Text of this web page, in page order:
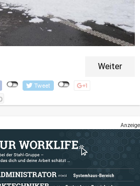
Weiter
Anzeige